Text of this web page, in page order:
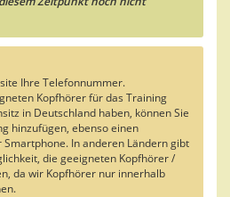
Ihre Telefonnummer.
Kopfhörer für das Training
in Deutschland haben, können Sie
hinzufügen, ebenso einen
In anderen Ländern gibt
die geeigneten Kopfhörer /
da wir Kopfhörer nur innerhalb